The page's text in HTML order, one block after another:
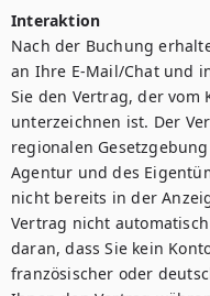
Interaktion
Nach der Buchung
an Ihre E-Mail/Chat und
Sie den Vertrag, der vom
unterzeichnen ist. Der
regionalen
Agentur und des
nicht bereits in der
Vertrag nicht
daran, dass Sie kein
französischer oder